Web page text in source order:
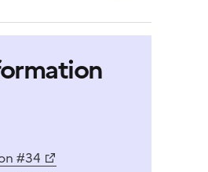
#34